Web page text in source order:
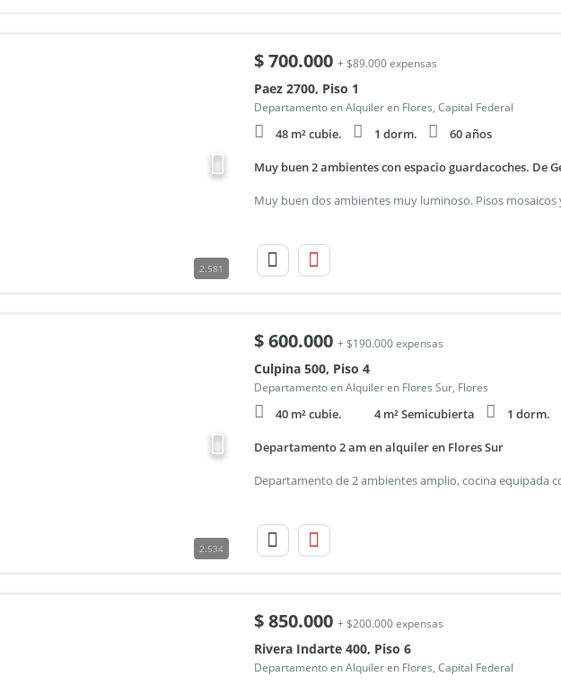
2.581
$700.000 + $89.000 expensas
Paez 2700, Piso 1
Departamento en Alquiler en Flores, Capital Federal
48 m² cubie. 1 dorm. 60 años
Muy buen 2 ambientes con espacio guardacoches. De
2.534
$600.000 + $190.000 expensas
Culpina 500, Piso 4
Departamento en Alquiler en Flores Sur, Flores
40 m² cubie. 4 m² Semicubierta 1 dorm.
Departamento 2 am en alquiler en Flores Sur
$850.000 + $200.000 expensas
Rivera Indarte 400, Piso 6
Departamento en Alquiler en Flores, Capital Federal